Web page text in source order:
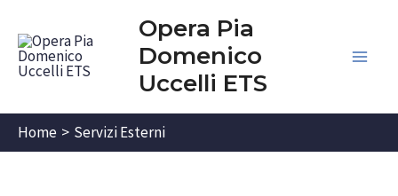
contenuto
Opera Pia
Domenico
Uccelli ETS
Home Servizi Esterni